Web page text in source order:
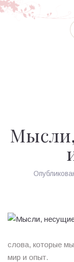
слова, которые
мир и опыт.